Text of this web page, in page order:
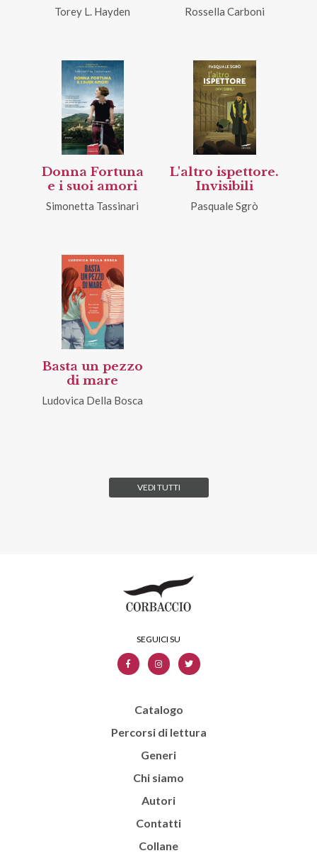
Torey L. Hayden Rossella Carboni
Donna Fortuna
e i suoi amori
Simonetta Tassinari
L'altro ispettore.
Invisibili
Pasquale Sgrò
Basta un pezzo
di mare
Ludovica Della Bosca
VEDI TUTTI
Catalogo
Percorsi di lettura
Generi
Chi siamo
Autori
Contatti
Collane